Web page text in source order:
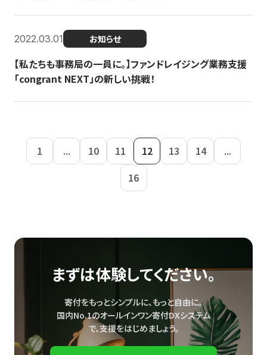
2022.03.01 お知らせ
【私たちも事務局の一員に。】ファンドレイジング業務支援
「congrant NEXT」の新しい挑戦！
1 ... 10 11 12 13 14
...
16
まずは体験してください。
寄付をもっとシンプルに、もっと自由に。
国内No.1のオールインワン寄付DXシステム
で、支援をはじめましょう。